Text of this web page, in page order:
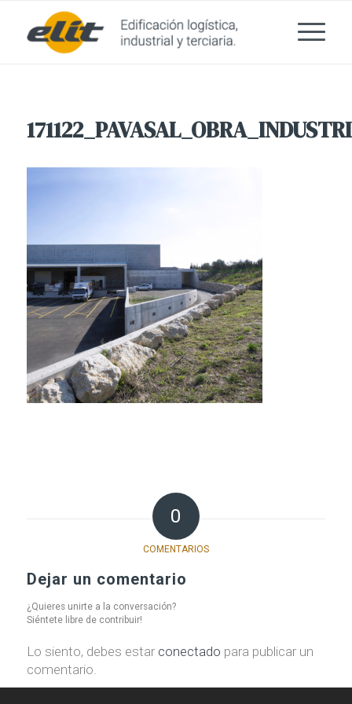
0
COMENTARIOS
Dejar un comentario
¿Quieres unirte a la conversación?
Siéntete libre de contribuir!
Lo siento, debes estar conectado para publicar un
comentario.